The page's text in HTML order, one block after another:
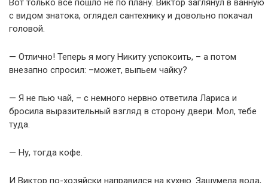
Вот только всё пошло не по плану. Виктор заглянул в ванную
с видом знатока, оглядел сантехнику и довольно покачал
головой.
— Отлично! Теперь я могу Никиту успокоить, – а потом
внезапно спросил: –может, выпьем чайку?
— Я не пью чай, – с немного нервно ответила Лариса и
бросила выразительный взгляд в сторону двери. Мол, тебе
туда.
— Ну, тогда кофе.
И Виктор по-хозяйски направился на кухню. Зашумела вода,